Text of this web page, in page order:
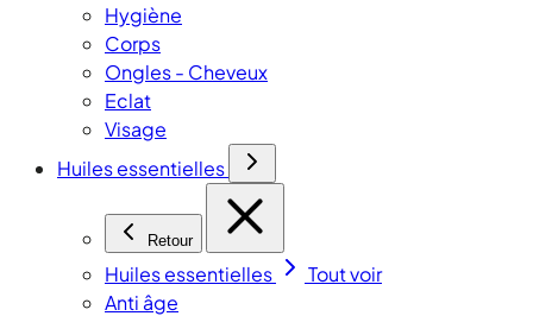
Hygiène
Corps
Ongles - Cheveux
Eclat
Visage
Huiles essentielles
Retour
Huiles essentielles
Tout voir
Anti âge